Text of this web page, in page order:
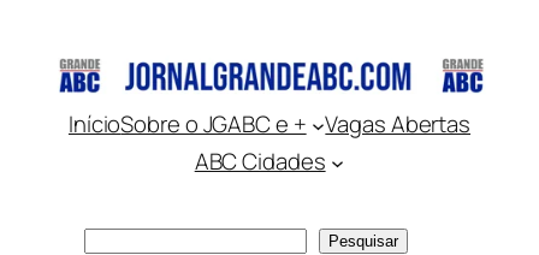
conteúdo
InícioSobre o JGABC e +
Vagas Abertas
ABC Cidades
Pesquisar